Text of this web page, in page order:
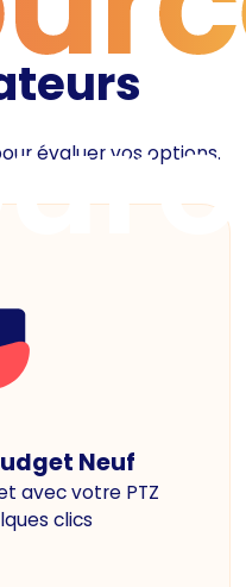
évaluer vos options.
Neuf
avec votre PTZ
clics